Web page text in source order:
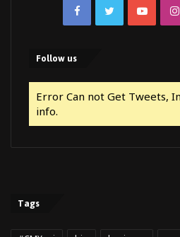
FacebookTwitter
Follow us
Error Can not Get Tweets,
info.
Tags